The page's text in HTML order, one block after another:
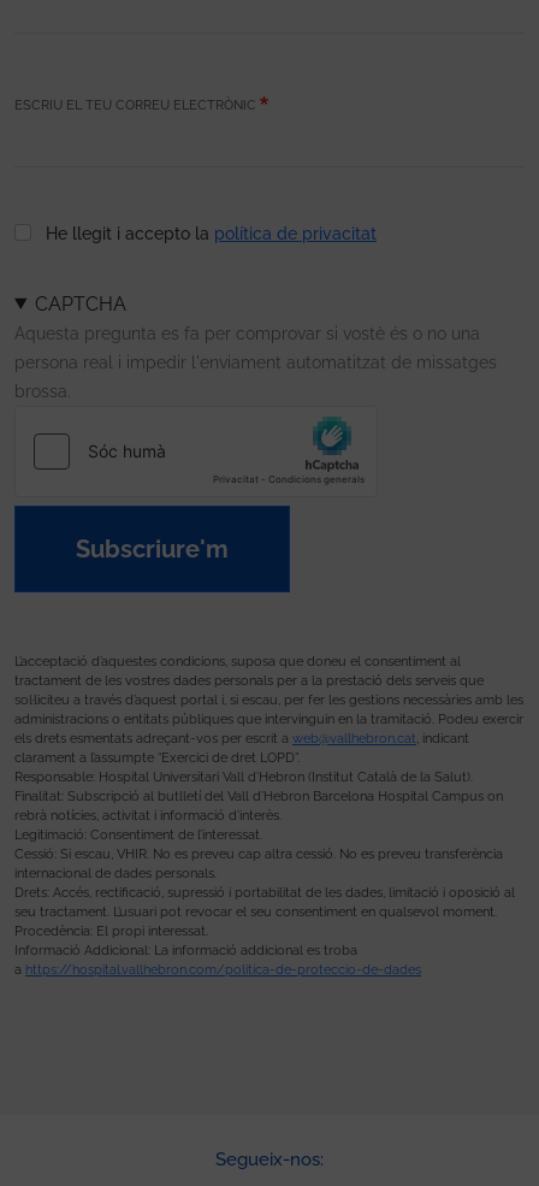
ESCRIU EL TEU CORREU ELECTRÒNIC
He llegit i accepto la política de privacitat
CAPTCHA
Aquesta pregunta es fa per comprovar si vostè és o no una
persona real i impedir l'enviament automatitzat de missatges
brossa.
Subscriure'm
L’acceptació d’aquestes condicions, suposa que doneu el consentiment al
tractament de les vostres dades personals per a la prestació dels serveis que
sol·liciteu a través d’aquest portal i, si escau, per fer les gestions necessàries amb les
administracions o entitats públiques que intervinguin en la tramitació. Podeu exercir
els drets esmentats adreçant-vos per escrit a web@vallhebron.cat , indicant
clarament a l’assumpte “Exercici de dret LOPD”.
Responsable: Hospital Universitari Vall d’Hebron (Institut Català de la Salut).
Finalitat: Subscripció al butlletí del Vall d’Hebron Barcelona Hospital Campus on
rebrà notícies, activitat i informació d’interès.
Legitimació: Consentiment de l’interessat.
Cessió: Si escau, VHIR. No es preveu cap altra cessió. No es preveu transferència
internacional de dades personals.
Drets: Accés, rectificació, supressió i portabilitat de les dades, limitació i oposició al
seu tractament. L’usuari pot revocar el seu consentiment en qualsevol moment.
Procedència: El propi interessat.
Informació Addicional: La informació addicional es troba
a https://hospital.vallhebron.com/politica-de-proteccio-de-dades
Segueix-nos: